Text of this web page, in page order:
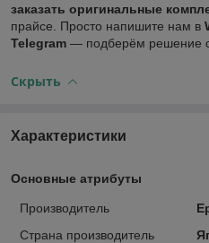
заказать оригинальные
прайсе. Просто напишите нам в
Telegram — подберём решение
Скрыть
Характеристики
Основные атрибуты
Производитель
Страна производитель